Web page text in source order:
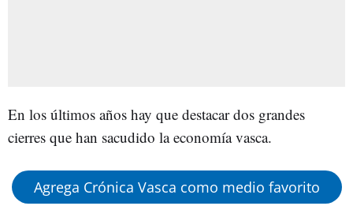
En los últimos años hay que destacar dos grandes
cierres que han sacudido la economía vasca.
Agrega Crónica Vasca como medio favorito